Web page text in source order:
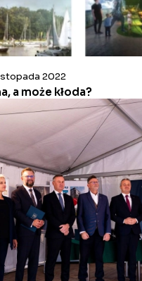
2022
a może kłoda?